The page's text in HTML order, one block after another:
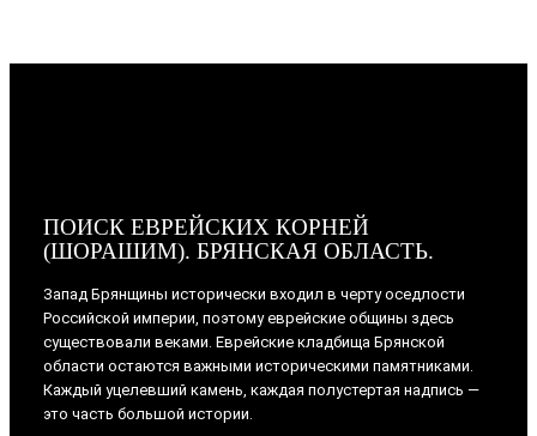
ПОИСК ЕВРЕЙСКИХ КОРНЕЙ
(ШОРАШИМ). БРЯНСКАЯ ОБЛАСТЬ.
Запад Брянщины исторически входил в черту оседлости
Российской империи, поэтому еврейские общины здесь
существовали веками. Еврейские кладбища Брянской
области остаются важными историческими памятниками.
Каждый уцелевший камень, каждая полустертая надпись —
это часть большой истории.